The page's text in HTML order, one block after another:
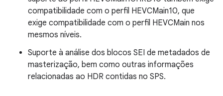
compatibilidade com o perfil HEVCMain10, que
exige compatibilidade com o perfil HEVCMain nos
mesmos níveis.
Suporte à análise dos blocos SEI de metadados de
masterização, bem como outras informações
relacionadas ao HDR contidas no SPS.